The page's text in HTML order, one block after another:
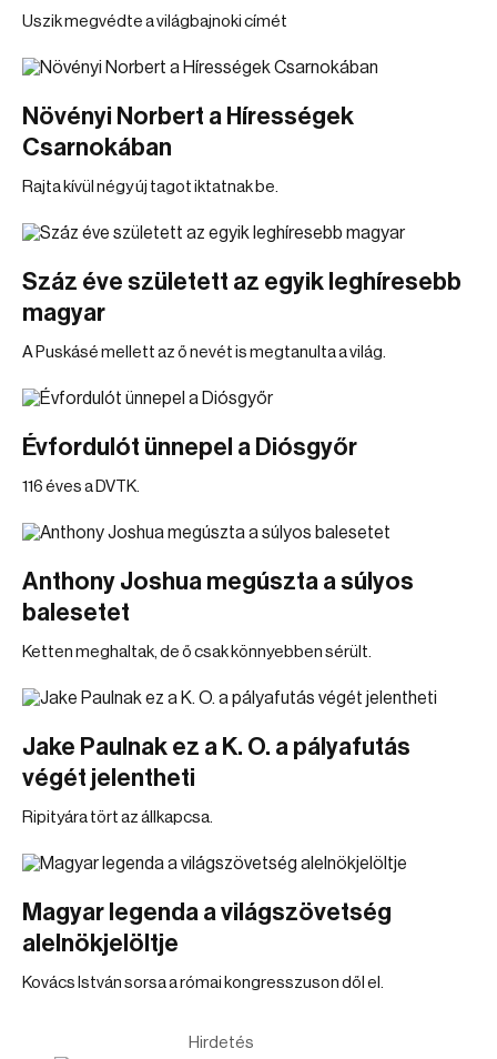
Uszik megvédte a világbajnoki címét
Növényi Norbert a Hírességek
Csarnokában
Rajta kívül négy új tagot iktatnak be.
Száz éve született az egyik leghíresebb
magyar
A Puskásé mellett az ő nevét is megtanulta a világ.
Évfordulót ünnepel a Diósgyőr
116 éves a DVTK.
Anthony Joshua megúszta a súlyos
balesetet
Ketten meghaltak, de ő csak könnyebben sérült.
Jake Paulnak ez a K. O. a pályafutás
végét jelentheti
Ripityára tört az állkapcsa.
Magyar legenda a világszövetség
alelnökjelöltje
Kovács István sorsa a római kongresszuson dől el.
Hirdetés